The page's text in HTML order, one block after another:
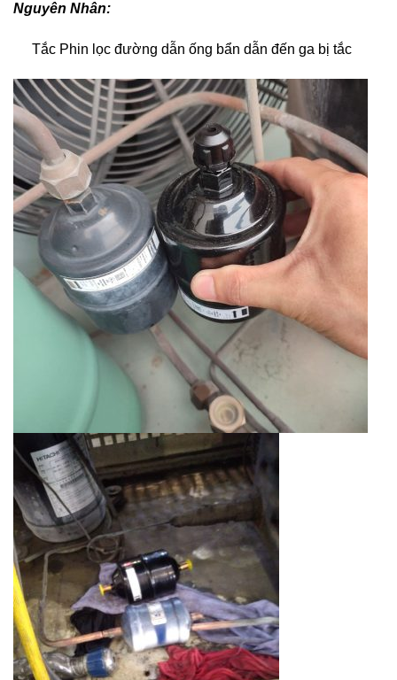
Nguyên Nhân:
Tắc Phin lọc đường dẫn ống bẩn dẫn đến ga bị tắc